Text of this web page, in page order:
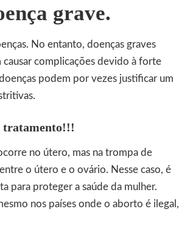
grave.
No entanto, doenças graves
complicações devido à forte
podem por vezes justificar um
tratamento!!!
no útero, mas na trompa de
o útero e o ovário. Nesse caso, é
para proteger a saúde da mulher.
nos países onde o aborto é ilegal,